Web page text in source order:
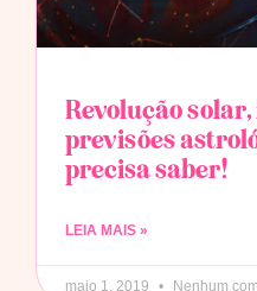
Revolução
previsões
precisa saber!
LEIA MAIS »
maio 1, 2019 Nenhum